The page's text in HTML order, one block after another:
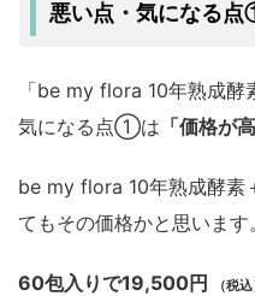
悪い点・気になる
「be my flora 10年熟成酵
気になる点①は 「価格が
be my flora 10年熟成酵素
てもその価格かと思います。
60包入りで19,500円 （税込